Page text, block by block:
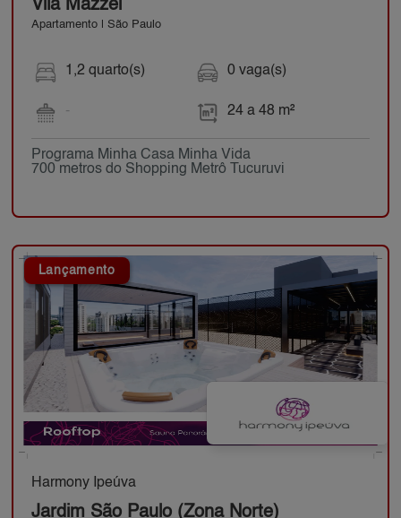
Vila Mazzei
Apartamento | São Paulo
1,2 quarto(s)
-
0 vaga(s)
24 a 48 m²
Programa Minha Casa Minha Vida
700 metros do Shopping Metrô Tucuruvi
Lançamento
Harmony Ipeúva
Jardim São Paulo (Zona Norte)